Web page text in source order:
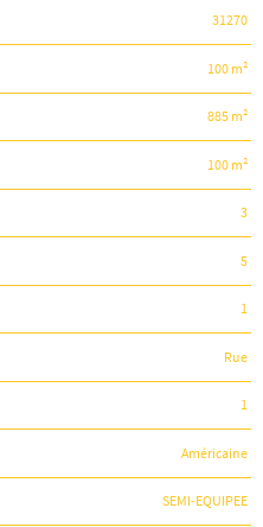
31270
100 m²
885 m²
100 m²
3
5
1
Rue
1
Américaine
SEMI-EQUIPEE